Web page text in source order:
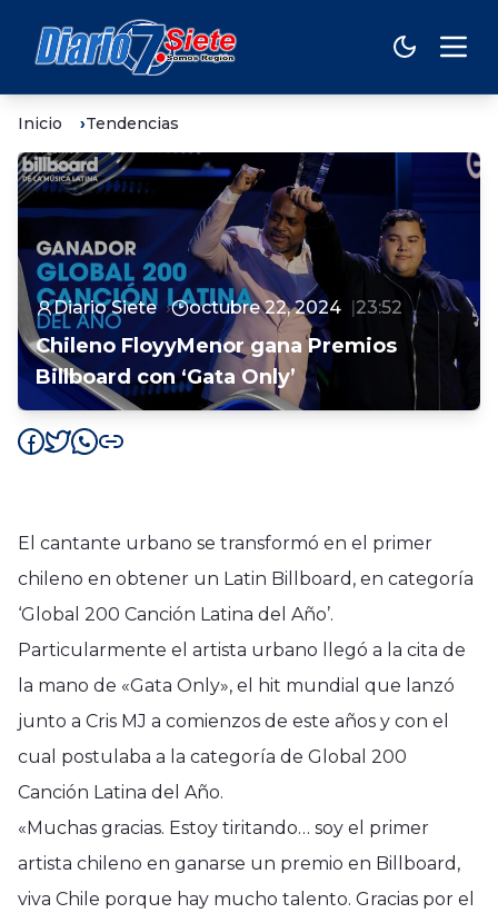
Inicio Tendencias
Diario Siete octubre 22, 2024 23:52
Chileno FloyyMenor gana Premios
Billboard con ‘Gata Only’
El cantante urbano se transformó en el primer
chileno en obtener un Latin Billboard, en categoría
‘Global 200 Canción Latina del Año’.
Particularmente el artista urbano llegó a la cita de
la mano de «Gata Only», el hit mundial que lanzó
junto a Cris MJ a comienzos de este años y con el
cual postulaba a la categoría de Global 200
Canción Latina del Año.
«Muchas gracias. Estoy tiritando… soy el primer
artista chileno en ganarse un premio en Billboard,
viva Chile porque hay mucho talento. Gracias por el